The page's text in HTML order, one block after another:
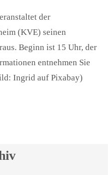
der
(KVE) seinen
Beginn ist 15 Uhr, der
entnehmen Sie
Ingrid auf Pixabay)